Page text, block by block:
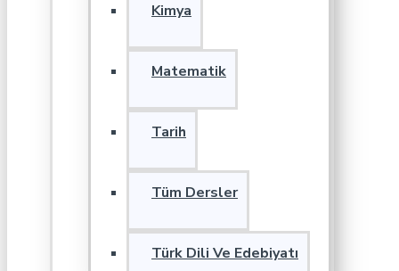
Kimya
Matematik
Tarih
Tüm Dersler
Türk Dili Ve Edebiyatı